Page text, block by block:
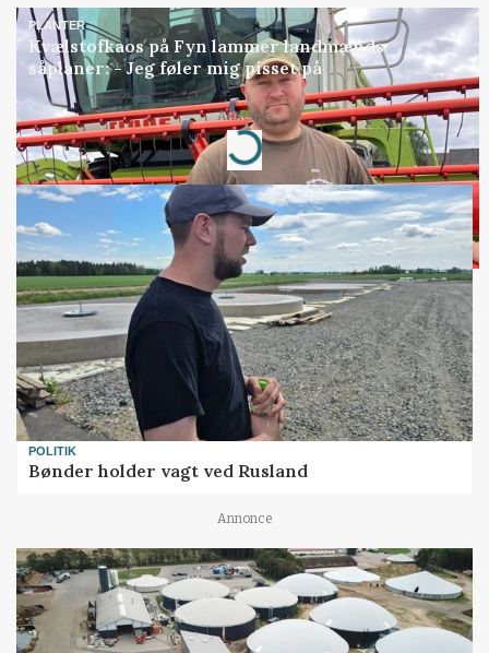
PLANTER
Kvælstofkaos på Fyn lammer landmænds
såplaner: - Jeg føler mig pisset på
Annonce
Loading...
POLITIK
Bønder holder vagt ved Rusland
Annonce